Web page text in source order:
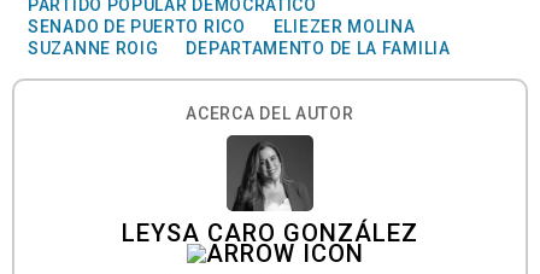
PARTIDO POPULAR DEMOCRÁTICO
SENADO DE PUERTO RICO
ELIEZER MOLINA
SUZANNE ROIG
DEPARTAMENTO DE LA FAMILIA
ACERCA DEL AUTOR
LEYSA CARO GONZÁLEZ